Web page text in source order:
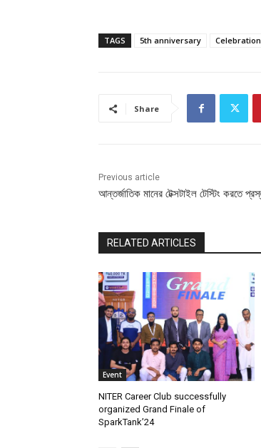
TAGS 5th anniversary Celebration
Share
Previous article
আন্তর্জাতিক মানের টেক্সটাইল টেস্টিং করতে
RELATED ARTICLES
Event
NITER Career Club successfully
organized Grand Finale of
SparkTank’24